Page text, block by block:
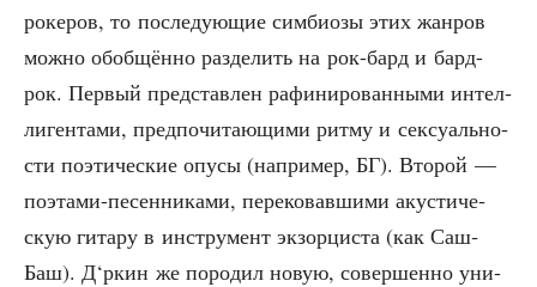
роке­ров, то после­ду­ю­щие сим­би­о­зы этих жан­ров
мож­но обоб­щён­но раз­де­лить на рок-бард и бард-
рок. Пер­вый пред­став­лен рафи­ни­ро­ван­ны­ми интел­
ли­ген­та­ми, пред­по­чи­та­ю­щи­ми рит­му и сек­су­аль­но­
сти поэ­ти­че­ские опу­сы (напри­мер, БГ). Вто­рой —
поэта­ми-песен­ни­ка­ми, пере­ко­вав­ши­ми аку­сти­че­
скую гита­ру в инстру­мент экзор­ци­ста (как Саш­
Баш). Д‘ркин же поро­дил новую, совер­шен­но уни­